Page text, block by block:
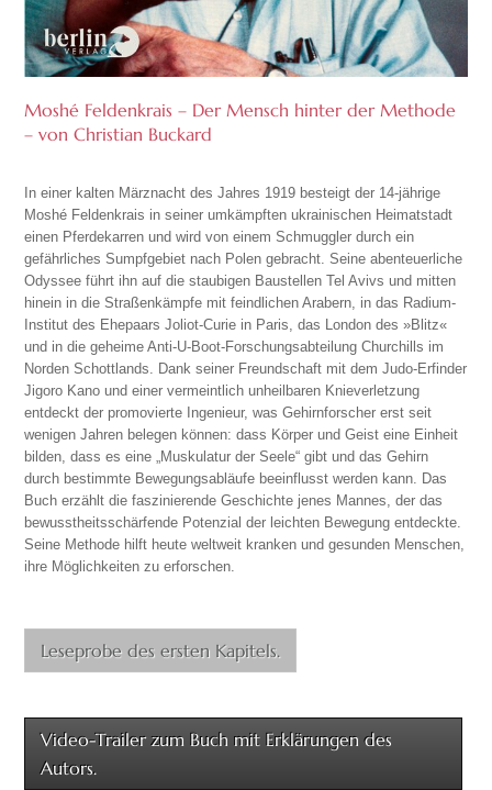
Moshé Feldenkrais – Der Mensch hinter der Methode
– von Christian Buckard
In einer kalten Märznacht des Jahres 1919 besteigt der 14-jährige
Moshé Feldenkrais in seiner umkämpften ukrainischen Heimatstadt
einen Pferdekarren und wird von einem Schmuggler durch ein
gefährliches Sumpfgebiet nach Polen gebracht. Seine abenteuerliche
Odyssee führt ihn auf die staubigen Baustellen Tel Avivs und mitten
hinein in die Straßenkämpfe mit feindlichen Arabern, in das Radium-
Institut des Ehepaars Joliot-Curie in Paris, das London des »Blitz«
und in die geheime Anti-U-Boot-Forschungsabteilung Churchills im
Norden Schottlands. Dank seiner Freundschaft mit dem Judo-Erfinder
Jigoro Kano und einer vermeintlich unheilbaren Knieverletzung
entdeckt der promovierte Ingenieur, was Gehirnforscher erst seit
wenigen Jahren belegen können: dass Körper und Geist eine Einheit
bilden, dass es eine „Muskulatur der Seele“ gibt und das Gehirn
durch bestimmte Bewegungsabläufe beeinflusst werden kann. Das
Buch erzählt die faszinierende Geschichte jenes Mannes, der das
bewusstheitsschärfende Potenzial der leichten Bewegung entdeckte.
Seine Methode hilft heute weltweit kranken und gesunden Menschen,
ihre Möglichkeiten zu erforschen.
Leseprobe des ersten Kapitels.
Video-Trailer zum Buch mit Erklärungen des
Autors.